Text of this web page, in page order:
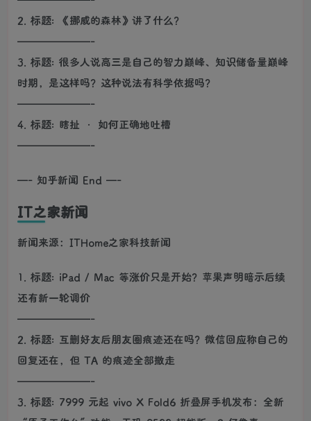
2. 标题: 《挪威的森林》讲了什么？
———————-
3. 标题: 很多人说高三是自己的智力巅峰、知识储备量巅峰
时期，是这样吗？这种说法有科学依据吗？
———————-
4. 标题: 瞎扯 · 如何正确地吐槽
———————-
—- 知乎新闻 End —-
IT之家新闻
新闻来源：ITHome之家科技新闻
1. 标题: iPad / Mac 等涨价只是开始？苹果声明暗示后续
还有新一轮调价
———————-
2. 标题: 互删好友后朋友圈痕迹还在吗？微信回应称自己的
回复还在，但 TA 的痕迹全部撤走
———————-
3. 标题: 7999 元起 vivo X Fold6 折叠屏手机发布：全新